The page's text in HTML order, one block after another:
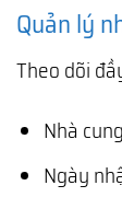
Quản lý
Theo dõi
Nhà
Ngày